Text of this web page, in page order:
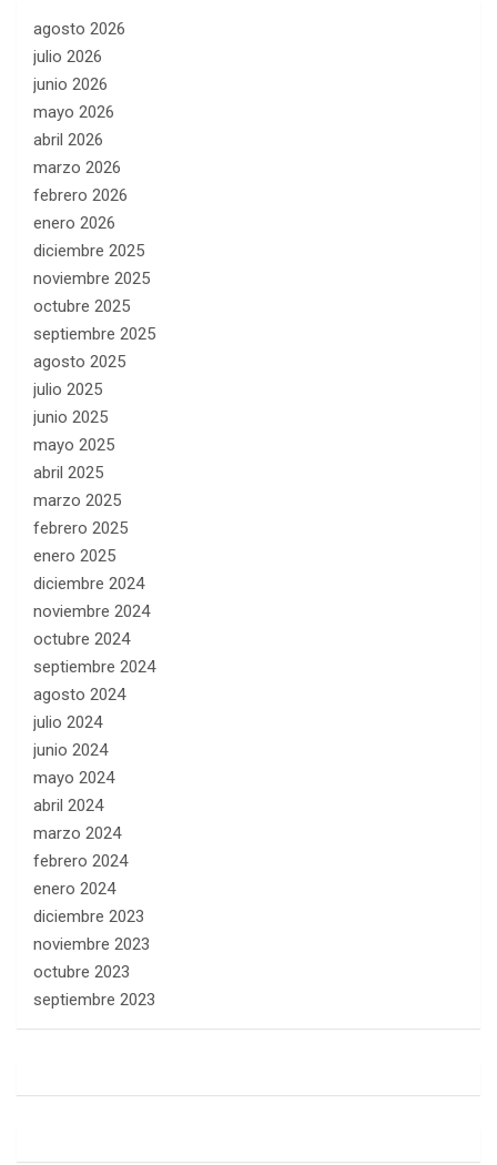
agosto 2026
julio 2026
junio 2026
mayo 2026
abril 2026
marzo 2026
febrero 2026
enero 2026
diciembre 2025
noviembre 2025
octubre 2025
septiembre 2025
agosto 2025
julio 2025
junio 2025
mayo 2025
abril 2025
marzo 2025
febrero 2025
enero 2025
diciembre 2024
noviembre 2024
octubre 2024
septiembre 2024
agosto 2024
julio 2024
junio 2024
mayo 2024
abril 2024
marzo 2024
febrero 2024
enero 2024
diciembre 2023
noviembre 2023
octubre 2023
septiembre 2023